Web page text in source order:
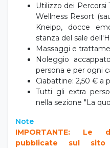
Utilizzo dei Percorsi
Wellness Resort
Kneipp, docce
stanza del sale
Massaggi e
Noleggio
persona e per ogni
Ciabattine: 2,50 € a
Tutti gli extra
nella sezione "La
Note
IMPORTANTE: Le
pubblicate sul